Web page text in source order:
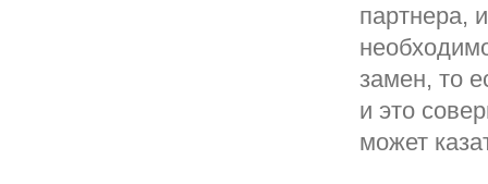
партнера,
замен, то
и это
может